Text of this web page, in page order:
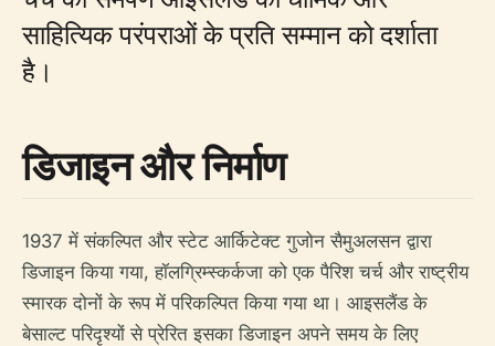
साहित्यिक परंपराओं के प्रति सम्मान को दर्शाता
है।
डिजाइन और निर्माण
1937 में संकल्पित और स्टेट आर्किटेक्ट गुजोन सैमुअलसन द्वारा
डिजाइन किया गया, हॉलग्रिम्स्कर्कजा को एक पैरिश चर्च और राष्ट्रीय
स्मारक दोनों के रूप में परिकल्पित किया गया था। आइसलैंड के
बेसाल्ट परिदृश्यों से प्रेरित इसका डिजाइन अपने समय के लिए